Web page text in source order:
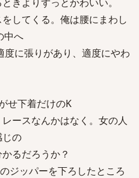
してくる。俺は腰にまわし
中へ
度に張りがあり、適度にやわ
せ下着だけのK
ースなんかはなく。女の人
の
るだろうか？
ジッパーを下ろしたところ